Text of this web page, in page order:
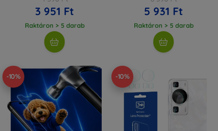
3 951 Ft
Raktáron > 5 darab
5 931 Ft
Raktáron > 5 darab
-10% -10%